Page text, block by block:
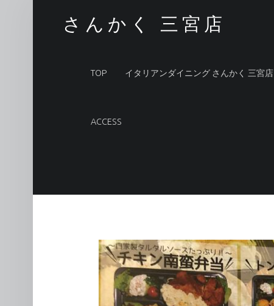
さんかく 三宮店
TOP イタリアンダイニング さんかく 三宮店
ACCESS